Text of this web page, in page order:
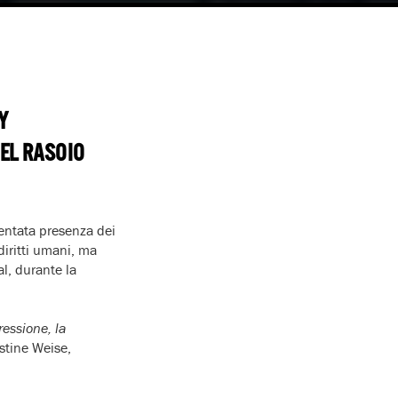
RASOIO
presenza dei
umani, ma
durante la
la
Weise,